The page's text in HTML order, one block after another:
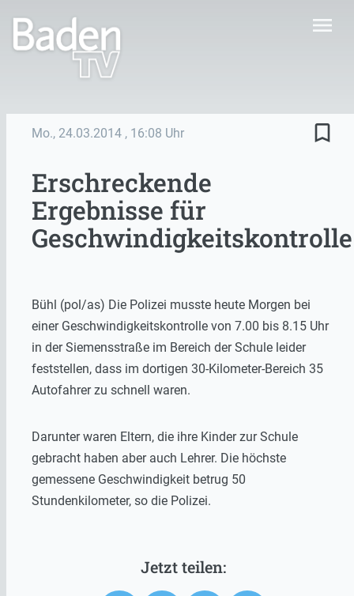
menu
Mo., 24.03.2014 , 16:08 Uhr bookmark_border
Erschreckende
Ergebnisse für
Geschwindigkeitskontrolle
Bühl (pol/as) Die Polizei musste heute Morgen bei
einer Geschwindigkeitskontrolle von 7.00 bis 8.15 Uhr
in der Siemensstraße im Bereich der Schule leider
feststellen, dass im dortigen 30-Kilometer-Bereich 35
Autofahrer zu schnell waren.
Darunter waren Eltern, die ihre Kinder zur Schule
gebracht haben aber auch Lehrer. Die höchste
gemessene Geschwindigkeit betrug 50
Stundenkilometer, so die Polizei.